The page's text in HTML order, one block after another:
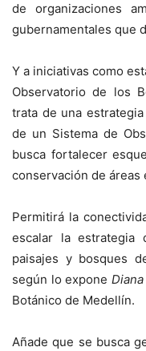
de organizaciones
gubernamentales que
Y a iniciativas como
Observatorio de los
trata de una
de un Sistema de
busca fortalecer
conservación de áreas
Permitirá la
escalar la estrategia
paisajes y bosques
según lo expone
Botánico de Medellín.
Añade que se busca